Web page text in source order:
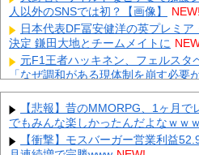
人以外のSNSでは初？【画像】
NEW!
日本代表DF冨安健洋の英プレミ
決定 鎌田大地とチームメイトに
元F1王者ハッキネン、フェルスタ
「なぜ調和がある現体制を崩す必要
【平和宣言を非難】 ロシア外務
文』繰り返している」 NEW!
K-POPアイドルの約半数が3年後
は4％未満 NEW!
【悲報】昔のMMORPG、1ヶ月
でもみんな楽しかったんだよなｗｗｗ
【衝撃】モスバーガー営業利益